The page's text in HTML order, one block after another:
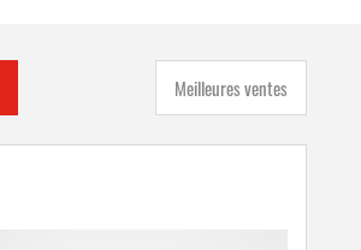
Meilleures ventes